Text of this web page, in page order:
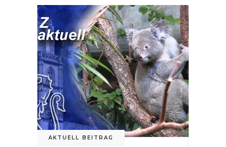
AKTUELL BEITRAG